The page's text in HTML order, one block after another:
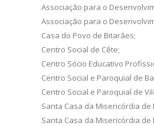
Associação para o
Associação para o
Casa do Povo de Bitarães;
Centro Social de Cête;
Centro Sócio Educativo
Centro Social e Paroquial de
Centro Social e Paroquial de
Santa Casa da Misericórdia de
Santa Casa da Misericórdia de